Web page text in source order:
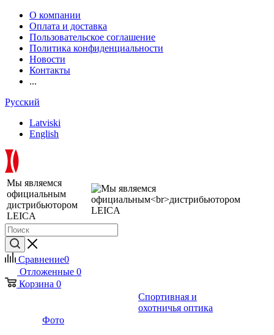
О компании
Оплата и доставка
Пользовательское соглашение
Политика конфиденциальности
Новости
Контакты
...
Русский
Latviski
English
Мы являемся
официальным
дистрибьютором
LEICA
Сравнение0
Отложенные 0
Корзина 0
Фото
Спортивная и
охотничья оптика